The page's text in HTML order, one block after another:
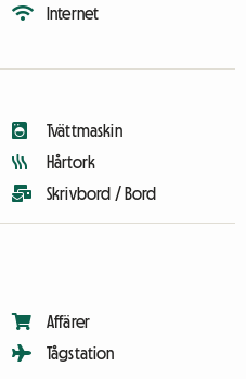
Internet
Tvättmaskin
Hårtork
Skrivbord / Bord
Affärer
Tågstation